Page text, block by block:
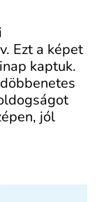
Ezt a képet
kaptuk.
jól